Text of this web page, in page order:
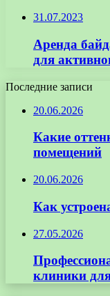
31.07.2023
Аренда
для
Последние записи
20.06.2026
Какие
помещений
20.06.2026
Как
27.05.2026
клиники